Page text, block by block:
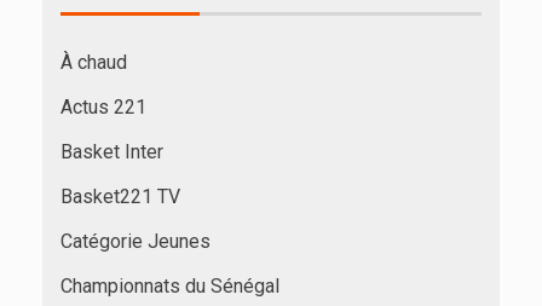
À chaud
Actus 221
Basket Inter
Basket221 TV
Catégorie Jeunes
Championnats du Sénégal